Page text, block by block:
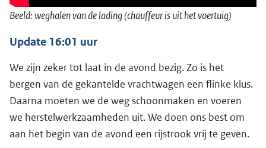
Beeld: weghalen van de lading (chauffeur is uit het voertuig)
Update 16:01 uur
We zijn zeker tot laat in de avond bezig. Zo is het
bergen van de gekantelde vrachtwagen een flinke klus.
Daarna moeten we de weg schoonmaken en voeren
we herstelwerkzaamheden uit. We doen ons best om
aan het begin van de avond een rijstrook vrij te geven.